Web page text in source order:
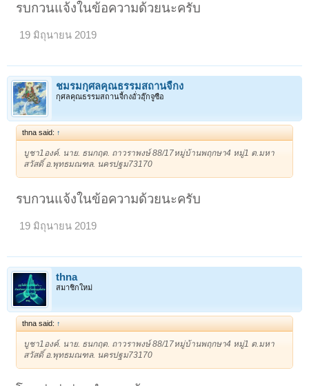
รบกวนแจ้งในข้อความด้วยนะครับ
19 มิถุนายน 2019
ชมรมกุศลคุณธรรมสถานจี้กง
กุศลคุณธรรมสถานจี้กงอั่วฮุ๊กจูซือ
thna said: ↑
บูชา1องค์. นาย. ธนกฤต. ถาวราพงษ์ 88/17หมู่บ้านพฤกษา4 หมู่1 ต.มหา
สวัสดิ์ อ.พุทธมณฑล. นครปฐม73170
รบกวนแจ้งในข้อความด้วยนะครับ
19 มิถุนายน 2019
thna
สมาชิกใหม่
thna said: ↑
บูชา1องค์. นาย. ธนกฤต. ถาวราพงษ์ 88/17หมู่บ้านพฤกษา4 หมู่1 ต.มหา
สวัสดิ์ อ.พุทธมณฑล. นครปฐม73170